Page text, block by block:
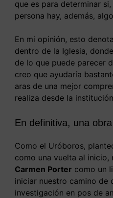
que es para determinar
persona hay, además,
En mi opinión, esto
dentro de la Iglesia,
de lo que puede parecer
creo que ayudaría
aras de una mejor
realiza desde la
En definitiva, una
Como el Uróboros,
como una vuelta al
Carmen Porter como un
iniciar nuestro camino de
investigación en pos de